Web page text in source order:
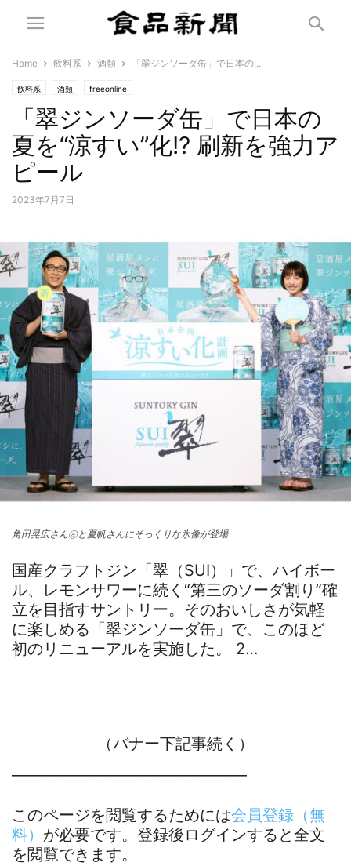
Home 飲料系 酒類 「翠ジンソーダ缶」で日本の...
飲料系 酒類 freeonline
「翠ジンソーダ缶」で日本の
夏を“涼すい”化!? 刷新を強力ア
ピール
2023年7月7日
角田晃広さん㊧と夏帆さんにそっくりな氷像が登場
国産クラフトジン「翠（SUI）」で、ハイボー
ル、レモンサワーに続く“第三のソーダ割り”確
立を目指すサントリー。そのおいしさが気軽
に楽しめる「翠ジンソーダ缶」で、このほど
初のリニューアルを実施した。 2…
（バナー下記事続く）
―――――――――――――――
このページを閲覧するためには会員登録（無
料） が必要です。登録後ログインすると全文
を閲覧できます。